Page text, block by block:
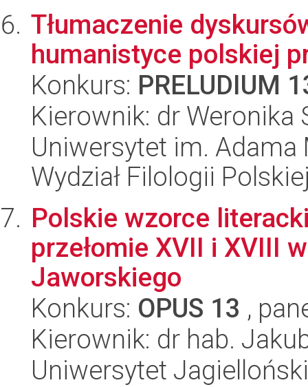
Tłumaczenie
humanistyce polskiej
Konkurs: PRELUDIUM
Kierownik: dr Weronika
Uniwersytet im.
Wydział Filologii
Polskie wzorce
przełomie XVII i XVIII
Jaworskiego
Konkurs: OPUS 13 ,
Kierownik: dr hab.
Uniwersytet